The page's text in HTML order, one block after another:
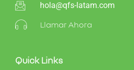
hola@qfs-latam.com
Llamar Ahora
Quick Links